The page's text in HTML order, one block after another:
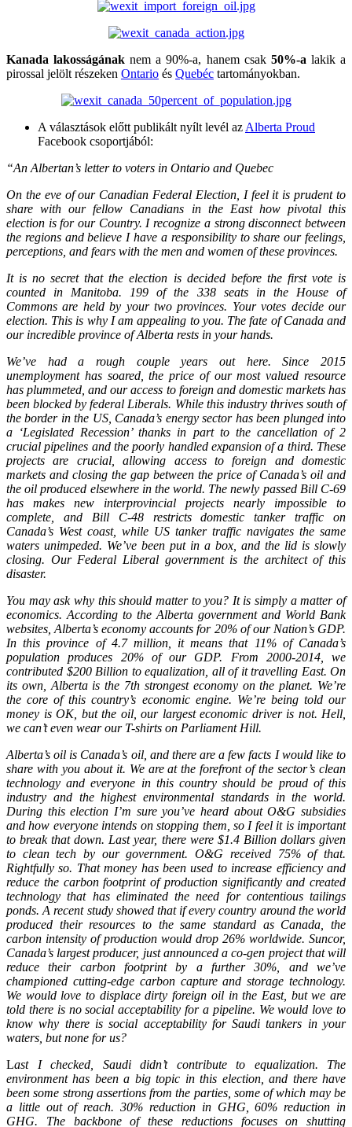
Kanada lakosságának nem a 90%-a, hanem csak 50%-alakik a
pirossal jelölt részeken Ontario és Quebéc tartományokban.
A választások előtt publikált nyílt levél azAlberta Proud
Facebook csoportjából:
“An Albertan’s letter to voters in Ontario and Quebec
On the eve of our Canadian Federal Election, I feel it is prudent to
share with our fellow Canadians in the East how pivotal this
election is for our Country. I recognize a strong disconnect between
the regions and believe I have a responsibility to share our feelings,
perceptions, and fears with the men and women of these provinces.
It is no secret that the election is decided before the first vote is
counted in Manitoba. 199 of the 338 seats in the House of
Commons are held by your two provinces. Your votes decide our
election. This is why I am appealing to you. The fate of Canada and
our incredible province of Alberta rests in your hands.
We’ve had a rough couple years out here. Since 2015
unemployment has soared, the price of our most valued resource
has plummeted, and our access to foreign and domestic markets has
been blocked by federal Liberals. While this industry thrives south of
the border in the US, Canada’s energy sector has been plunged into
a ‘Legislated Recession’ thanks in part to the cancellation of 2
crucial pipelines and the poorly handled expansion of a third. These
projects are crucial, allowing access to foreign and domestic
markets and closing the gap between the price of Canada’s oil and
the oil produced elsewhere in the world. The newly passed Bill C-69
has makes new interprovincial projects nearly impossible to
complete, and Bill C-48 restricts domestic tanker traffic on
Canada’s West coast, while US tanker traffic navigates the same
waters unimpeded. We’ve been put in a box, and the lid is slowly
closing. Our Federal Liberal government is the architect of this
disaster.
You may ask why this should matter to you? It is simply a matter of
economics. According to the Alberta government and World Bank
websites, Alberta’s economy accounts for 20% of our Nation’s GDP.
In this province of 4.7 million, it means that 11% of Canada’s
population produces 20% of our GDP. From 2000-2014, we
contributed $200 Billion to equalization, all of it travelling East. On
its own, Alberta is the 7th strongest economy on the planet. We’re
the core of this country’s economic engine. We’re being told our
money is OK, but the oil, our largest economic driver is not. Hell,
we can’t even wear our T-shirts on Parliament Hill.
Alberta’s oil is Canada’s oil, and there are a few facts I would like to
share with you about it. We are at the forefront of the sector’s clean
technology and everyone in this country should be proud of this
industry and the highest environmental standards in the world.
During this election I’m sure you’ve heard about O&G subsidies
and how everyone intends on stopping them, so I feel it is important
to break that down. Last year, there were $1.4 Billion dollars given
to clean tech by our government. O&G received 75% of that.
Rightfully so. That money has been used to increase efficiency and
reduce the carbon footprint of production significantly and created
technology that has eliminated the need for contentious tailings
ponds. A recent study showed that if every country around the world
produced their resources to the same standard as Canada, the
carbon intensity of production would drop 26% worldwide. Suncor,
Canada’s largest producer, just announced a co-gen project that will
reduce their carbon footprint by a further 30%, and we’ve
championed cutting-edge carbon capture and storage technology.
We would love to displace dirty foreign oil in the East, but we are
told there is no social acceptability for a pipeline. We would love to
know why there is social acceptability for Saudi tankers in your
waters, but none for us?
Last I checked, Saudi didn’t contribute to equalization. The
environment has been a big topic in this election, and there have
been some strong assertions from the parties, some of which may be
a little out of reach. 30% reduction in GHG, 60% reduction in
GHG. The backbone of these reductions focuses on shutting